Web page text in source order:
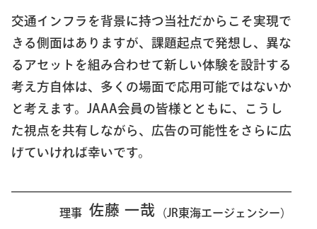
交通インフラを背景に持つ当社だからこそ実現で
きる側面はありますが、課題起点で発想し、異な
るアセットを組み合わせて新しい体験を設計する
考え方自体は、多くの場面で応用可能ではないか
と考えます。JAAA会員の皆様とともに、こうし
た視点を共有しながら、広告の可能性をさらに広
げていければ幸いです。
理事 佐藤 一哉 （JR東海エージェンシー）